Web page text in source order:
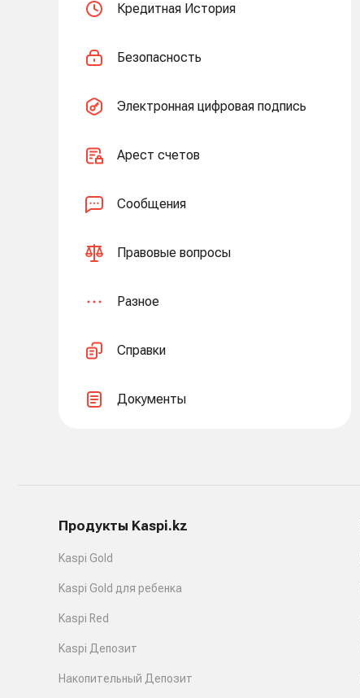
Кредитная История
Безопасность
Электронная цифровая подпись
Арест счетов
Сообщения
Правовые вопросы
Разное
Справки
Документы
Продукты Kaspi.kz
Kaspi Gold
Kaspi Gold для ребенка
Kaspi Red
Kaspi Депозит
Накопительный Депозит